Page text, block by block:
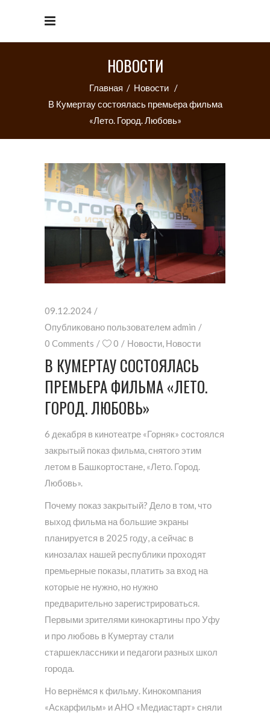
НОВОСТИ
Главная / Новости /
В Кумертау состоялась премьера фильма
«Лето. Город. Любовь»
09.12.2024
Опубликовано пользователемadmin
0 Comments
0 Новости, Новости
В КУМЕРТАУ СОСТОЯЛАСЬ
ПРЕМЬЕРА ФИЛЬМА «ЛЕТО.
ГОРОД. ЛЮБОВЬ»
6 декабря в кинотеатре «Горняк» состоялся
закрытый показ фильма, снятого этим
летом в Башкортостане, «Лето. Город.
Любовь».
Почему показ закрытый? Дело в том, что
выход фильма на большие экраны
планируется в 2025 году, а сейчас в
кинозалах нашей республики проходят
премьерные показы, платить за вход на
которые не нужно, но нужно
предварительно зарегистрироваться.
Первыми зрителями кинокартины про Уфу
и про любовь в Кумертау стали
старшеклассники и педагоги разных школ
города.
Но вернёмся к фильму. Кинокомпания
«Аскарфильм» и АНО «Медиастарт» сняли